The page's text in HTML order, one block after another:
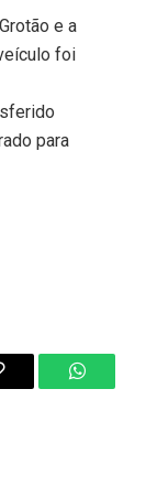
e a
foi
para